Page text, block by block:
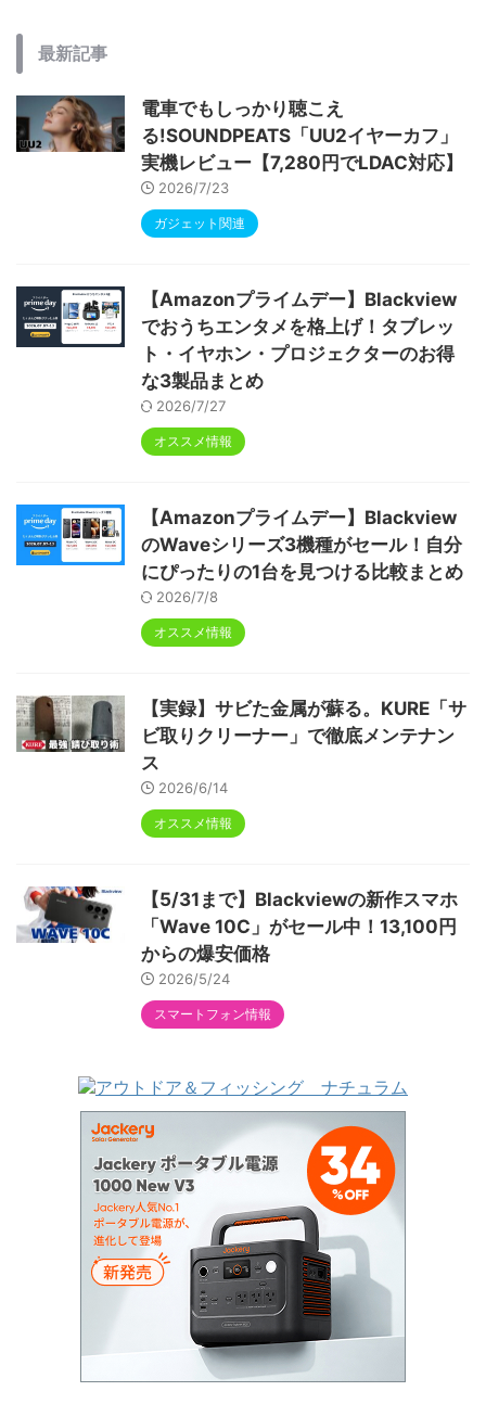
最新記事
電車でもしっかり聴こえ
る!SOUNDPEATS「UU2イヤーカフ」
実機レビュー【7,280円でLDAC対応】
2026/7/23
ガジェット関連
【Amazonプライムデー】Blackview
でおうちエンタメを格上げ！タブレッ
ト・イヤホン・プロジェクターのお得
な3製品まとめ
2026/7/27
オススメ情報
【Amazonプライムデー】Blackview
のWaveシリーズ3機種がセール！自分
にぴったりの1台を見つける比較まとめ
2026/7/8
オススメ情報
【実録】サビた金属が蘇る。KURE「サ
ビ取りクリーナー」で徹底メンテナン
ス
2026/6/14
オススメ情報
【5/31まで】Blackviewの新作スマホ
「Wave 10C」がセール中！13,100円
からの爆安価格
2026/5/24
スマートフォン情報